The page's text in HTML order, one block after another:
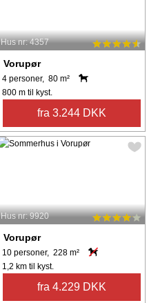
Hus nr: 4357
Vorupør
4 personer, 80 m²
800 m til kyst.
fra 3.244 DKK
Hus nr: 9920
Vorupør
10 personer, 228 m²
1,2 km til kyst.
fra 4.229 DKK